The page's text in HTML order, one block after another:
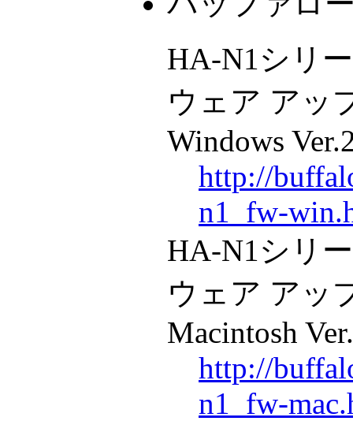
HA-N1シリ
ウェア アッ
Windows
http://
n1_fw-
HA-N1シリ
ウェア アッ
Macintosh
http://
n1_fw-